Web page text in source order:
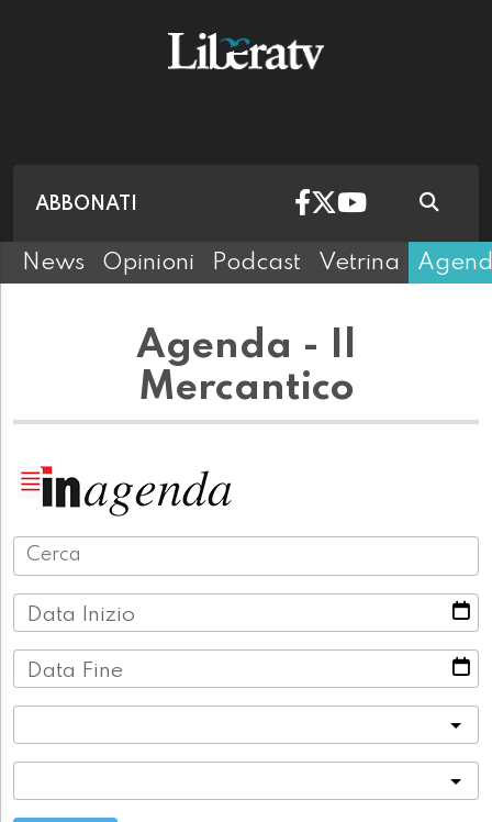
ABBONATI
News Opinioni Podcast Vetrina
Agenda - Il
Mercantico
Data Inizio
Data Fine